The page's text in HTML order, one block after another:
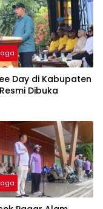
Day di Kabupaten
Dibuka